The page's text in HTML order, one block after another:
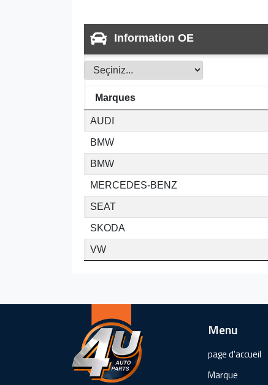
Information OE
Marques
AUDI
BMW
BMW
MERCEDES-BENZ
SEAT
SKODA
VW
Menu
page d'accueil
Marque